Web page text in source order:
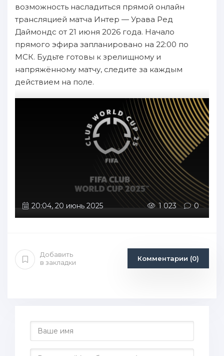
возможность насладиться прямой онлайн
трансляцией матча Интер — Урава Ред
Даймондс от 21 июня 2026 года. Начало
прямого эфира запланировано на 22:00 по
МСК. Будьте готовы к зрелищному и
напряжённому матчу, следите за каждым
действием на поле.
20:04, 20 июнь 2025 1 023 0
Добавить
в закладки
Комментарии (0)